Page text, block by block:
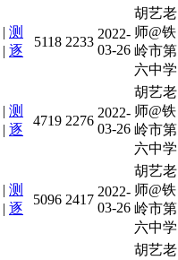
| 测
| 逐
5118 2233
2022-
03-26
胡艺老
师@铁
岭市第
六中学
| 测
| 逐
4719 2276
2022-
03-26
胡艺老
师@铁
岭市第
六中学
| 测
| 逐
5096 2417
2022-
03-26
胡艺老
师@铁
岭市第
六中学
胡艺老